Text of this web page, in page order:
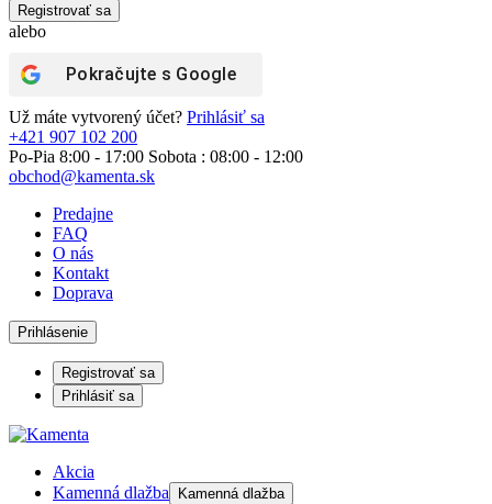
Registrovať sa
alebo
Pokračujte s Google
Už máte vytvorený účet? Prihlásiť sa
+421 907 102 200
Po-Pia 8:00 - 17:00 Sobota : 08:00 - 12:00
obchod@kamenta.sk
Predajne
FAQ
O nás
Kontakt
Doprava
Prihlásenie
Registrovať sa
Prihlásiť sa
Akcia
Kamenná dlažba
Kamenná dlažba